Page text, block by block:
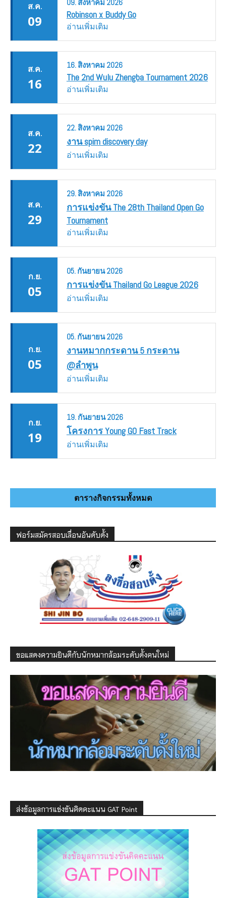
ส.ค.
09
09. สิงหาคม 2026
Robinson x Buddy Go
อ่านเพิ่มเติม
ส.ค.
16
16.สิงหาคม 2026
The 2nd Wulu Zhengba Tournament 2026
อ่านเพิ่มเติม
ส.ค.
22
22.สิงหาคม 2026
งาน spim discovery day
อ่านเพิ่มเติม
ส.ค.
29
29.สิงหาคม 2026
การแข่งขัน The 28th Thailand Open Go
Tournament
อ่านเพิ่มเติม
ก.ย.
05
05. กันยายน2026
การแข่งขัน Thailand Go League 2026
อ่านเพิ่มเติม
ก.ย.
05
05. กันยายน2026
งานหมากกระดาน 5 กระดาน
@ลำพูน
อ่านเพิ่มเติม
ก.ย.
19
19. กันยายน2026
โครงการ Young GO Fast Track
อ่านเพิ่มเติม
ตารางกิจกรรมทั้งหมด
ฟอร์มสมัครสอบเลื่อนอันดับดั้ง
ขอแสดงความยินดีกับนักหมากล้อมระดับดั้งคนใหม่
ส่งข้อมูลการแข่งขันคิดคะแนน GAT Point